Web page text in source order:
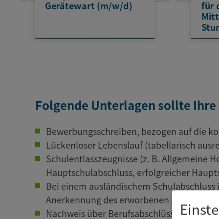
Gerätewart (m/w/d)
für
Folgende Unterlagen sollte
Bewerbungsschreiben, bezogen auf die
Lückenloser Lebenslauf (tabellarisch
Schulentlasszeugnisse (z. B. Allgemeine
Hauptschulabschluss, erfolgreicher
Bei einem ausländischem
Anerkennung des erworbenen
Nachweis über Berufsabschlüsse